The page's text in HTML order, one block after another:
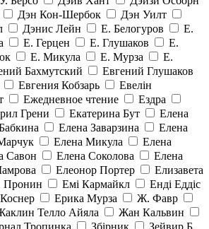
Дэн Кон-Шербок
Дэн Уилт
Дэнис Лейн Е. Белогуров
Е.
Е. Герцен Е. Глушаков
Е.
Е. Микула Е. Мурза
Е.
Бахмутский
Евгений Глушаков
Евгения Кобзарь
Евелін
Ежедневное чтение
Ездра
Грени Екатерина Бут
Елена
Елена Заварзина
Елена
Елена Микула
Елена
Савон Елена Соколова
Елена
Елеонор Портер
Елизавета
Пронин Емі Кармайкл
Ендi Еддiс
Ерика Мурза
Ж. Фавр
Телло Айяла
Жан Кальвин